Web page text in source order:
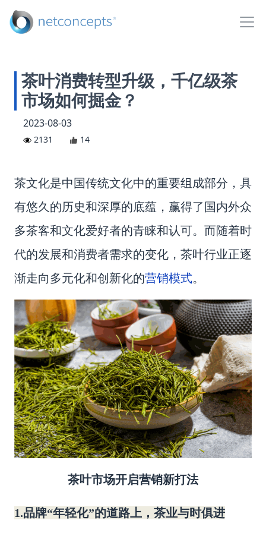
茶叶消费转型升级，千亿级茶
市场如何掘金？
2023-08-03
2131 14
茶文化是中国传统文化中的重要组成部分，具
有悠久的历史和深厚的底蕴，赢得了国内外众
多茶客和文化爱好者的青睐和认可。而随着时
代的发展和消费者需求的变化， 茶叶行业正逐
渐走向多元化和创新化的营销模式。
茶叶市场开启营销新打法
1.品牌“年轻化”的道路上，茶业与时俱进